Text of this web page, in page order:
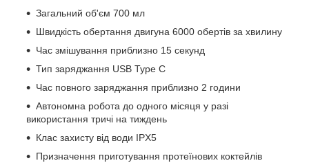
Загальний об'єм 700 мл
Швидкість обертання двигуна 6000 обертів за хвилину
Час змішування приблизно 15 секунд
Тип заряджання USB Type C
Час повного заряджання приблизно 2 години
Автономна робота до одного місяця у разі
використання тричі на тиждень
Клас захисту від води IPX5
Призначення приготування протеїнових коктейлів